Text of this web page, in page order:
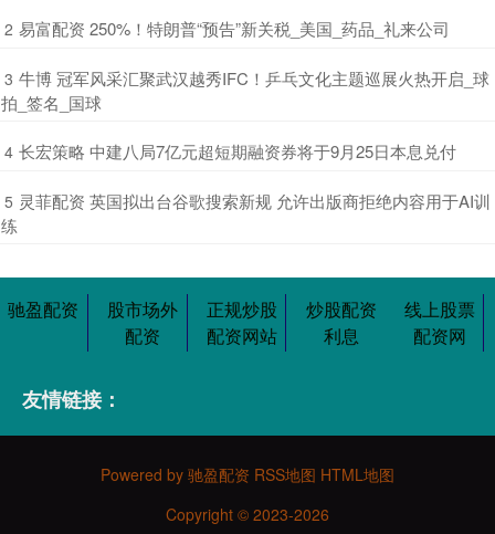
2 ​易富配资 250%！特朗普“预告”新关税_美国_药品_礼来公司
3 ​牛博 冠军风采汇聚武汉越秀IFC！乒乓文化主题巡展火热开启_球
拍_签名_国球
4 ​长宏策略 中建八局7亿元超短期融资券将于9月25日本息兑付
5 ​灵菲配资 英国拟出台谷歌搜索新规 允许出版商拒绝内容用于AI训
练
驰盈配资
股市场外
配资
正规炒股
配资网站
炒股配资
利息
线上股票
配资网
友情链接：
Powered by 驰盈配资 RSS地图 HTML地图
Copyright © 2023-2026